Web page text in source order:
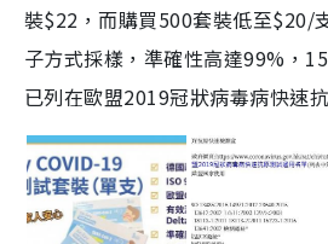
裝$22，而購買500套裝低至$20/
子方式採樣，準確性高達99%，
已列在歐盟2019冠狀病毒病快速